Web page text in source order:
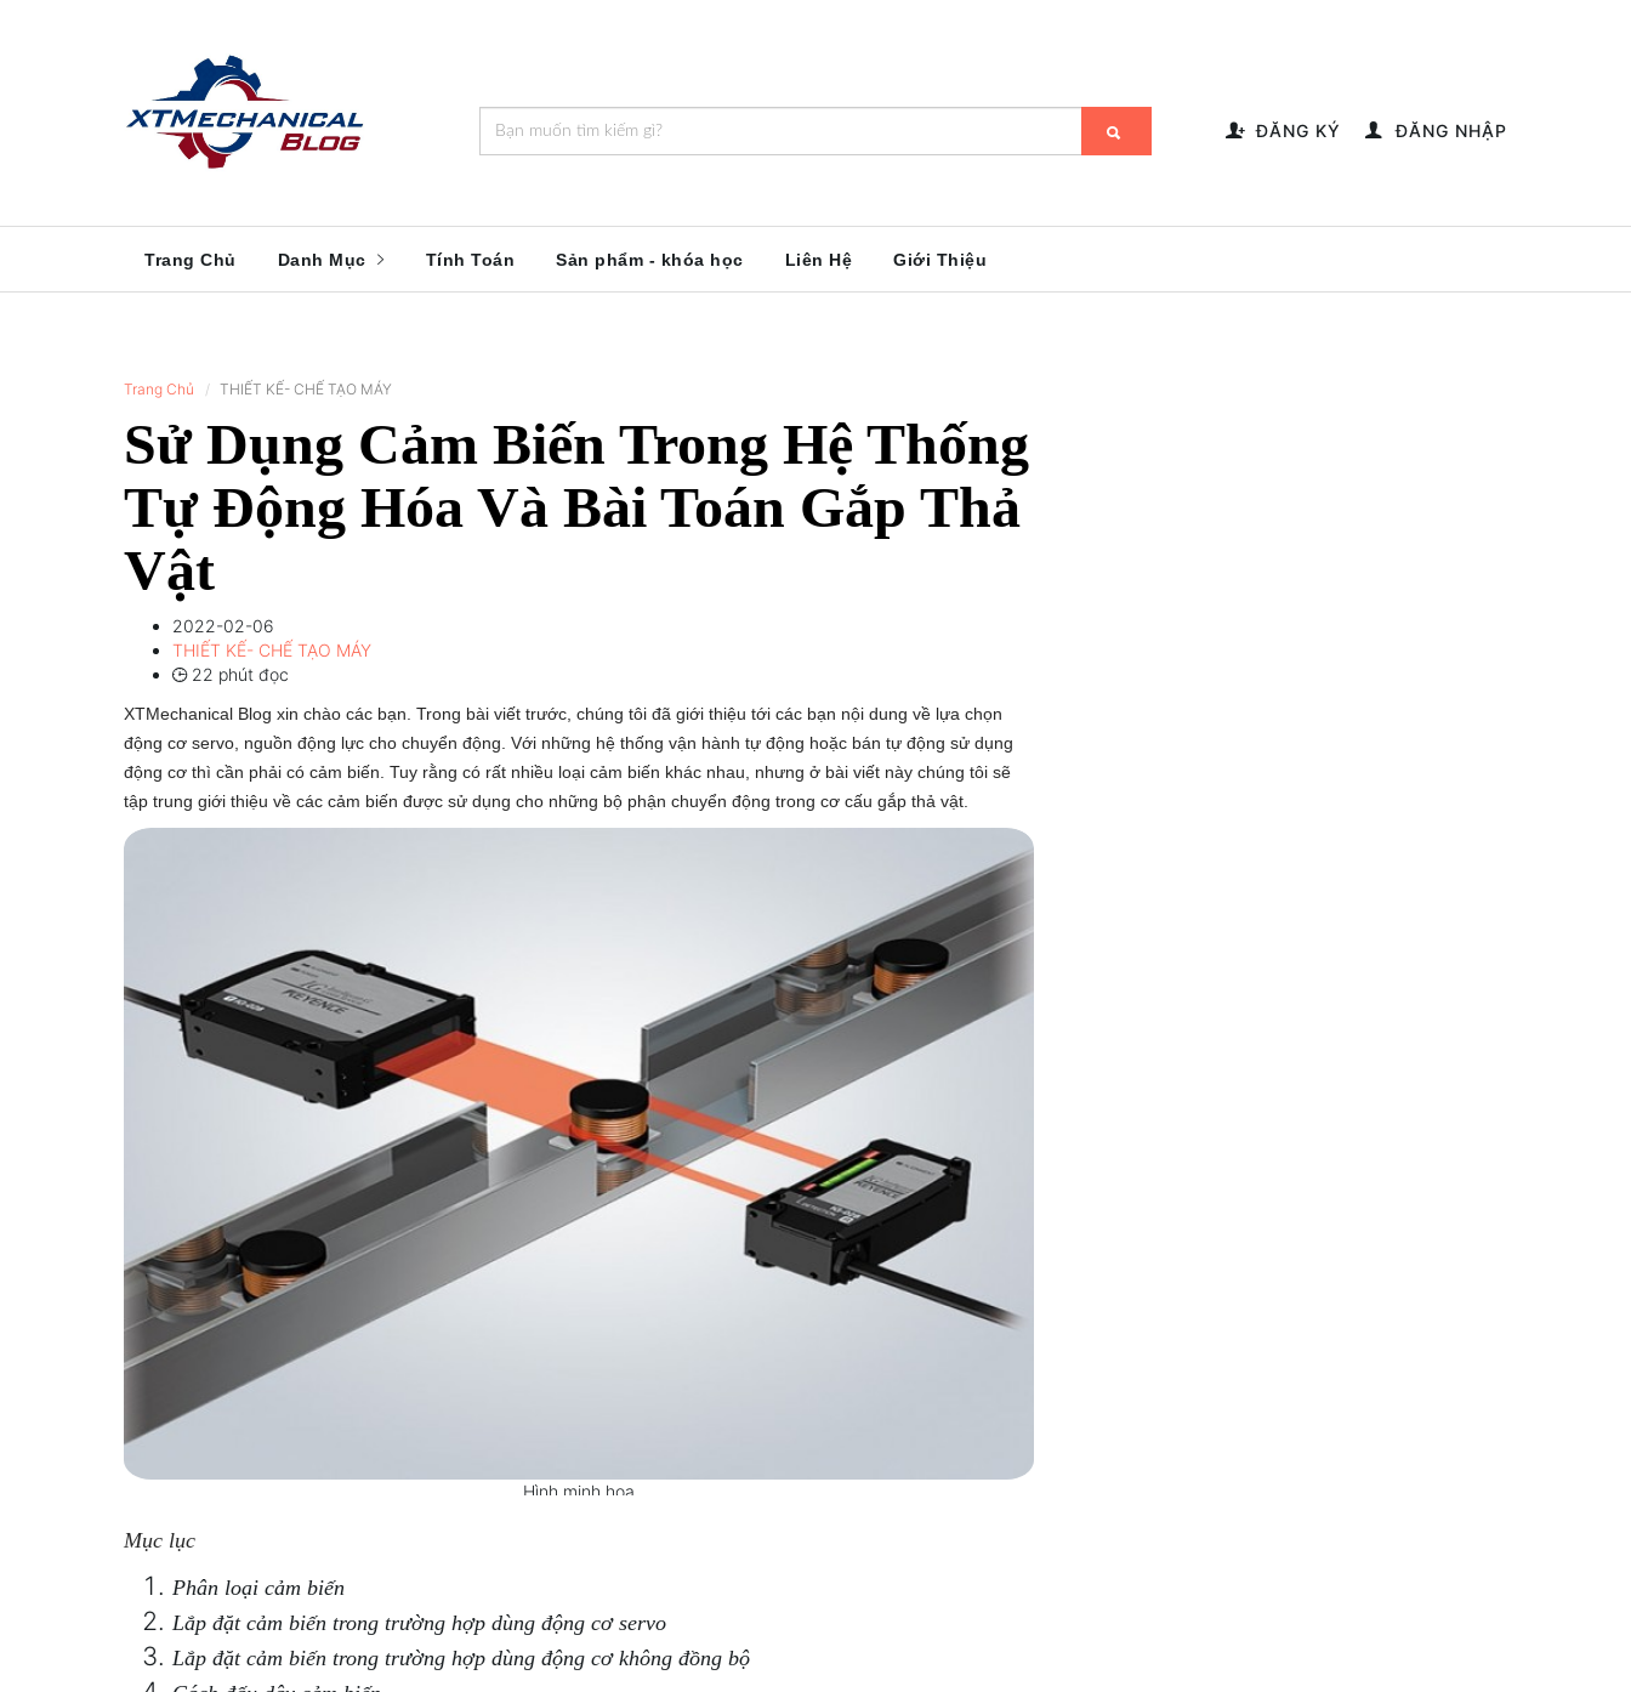
ĐĂNG KÝ ĐĂNG NHẬP
Trang Chủ Danh Mục Tính Toán Sản phẩm - khóa học Liên Hệ Giới Thiệu
Trang Chủ THIẾT KẾ- CHẾ TẠO MÁY
Sử Dụng Cảm Biến Trong Hệ Thống
Tự Động Hóa Và Bài Toán Gắp Thả
Vật
2022-02-06
THIẾT KẾ- CHẾ TẠO MÁY
22 phút đọc
XTMechanical Blog xin chào các bạn. Trong bài viết trước, chúng tôi đã giới thiệu tới các bạn nội dung về lựa chọn
động cơ servo, nguồn động lực cho chuyển động. Với những hệ thống vận hành tự động hoặc bán tự động sử dụng
động cơ thì cần phải có cảm biến. Tuy rằng có rất nhiều loại cảm biến khác nhau, nhưng ở bài viết này chúng tôi sẽ
tập trung giới thiệu về các cảm biến được sử dụng cho những bộ phận chuyển động trong cơ cấu gắp thả vật.
Hình minh họa
Mục lục
Phân loại cảm biến
Lắp đặt cảm biến trong trường hợp dùng động cơ servo
Lắp đặt cảm biến trong trường hợp dùng động cơ không đồng bộ